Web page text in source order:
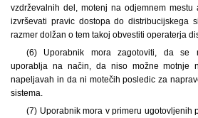
vzdrževalnih del, motenj na odjemnem
izvrševati pravic dostopa do distribucijskega
razmer dolžan o tem takoj obvestiti operaterja
(6) Uporabnik mora zagotoviti, da se
uporablja na način, da niso možne motnje
napeljavah in da ni motečih posledic za
sistema.
(7) Uporabnik mora v primeru ugotovljenih